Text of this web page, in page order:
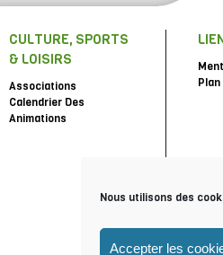
Nous utilisons des
Accepter les
CULTURE, SPORTS
& LOISIRS
Associations
Calendrier Des
Animations